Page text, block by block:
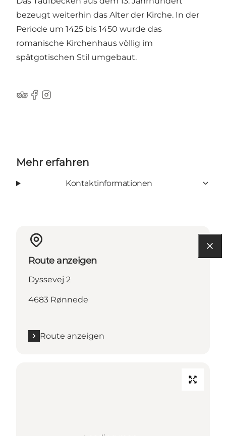
bezeugt weiterhin das Alter der Kirche. In der
Periode um 1425 bis 1450 wurde das
romanische Kirchenhaus völlig im
spätgotischen Stil umgebaut.
Tripadvisor
Facebook
Instagram
Mehr erfahren
Kontaktinformationen
Route anzeigen
Dyssevej 2
4683 Rønnede
Route anzeigen